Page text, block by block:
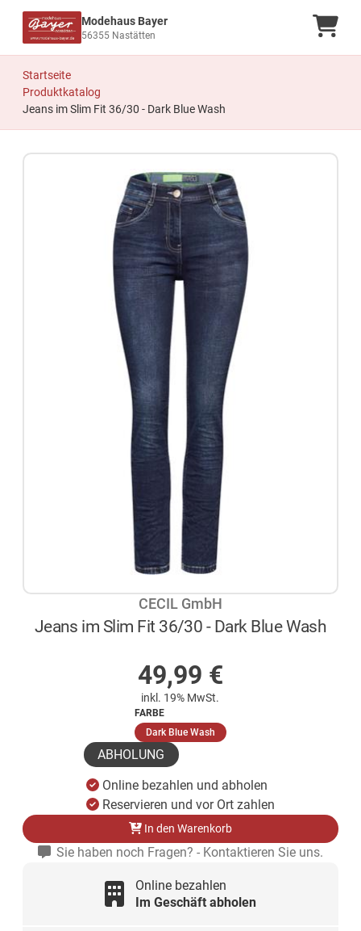
Modehaus Bayer
56355 Nastätten
Startseite
Produktkatalog
Jeans im Slim Fit 36/30 - Dark Blue Wash
CECIL GmbH
Jeans im Slim Fit 36/30 - Dark Blue Wash
49,99 €
inkl. 19% MwSt.
FARBE
Dark Blue Wash (ausgewählt)
ABHOLUNG
Online bezahlen und abholen
Reservieren und vor Ort zahlen
In den Warenkorb
Sie haben noch Fragen? - Kontaktieren Sie uns.
Online bezahlen
Im Geschäft abholen